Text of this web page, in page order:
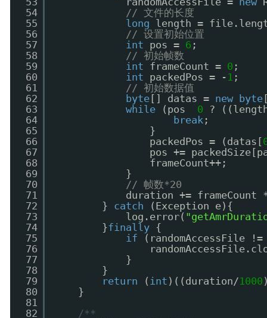
54
55
56
57
58
59
60
61
62
63
64
65
66
67
68
69
70
71
72
73
74
75
76
77
78
79
80
81
82
// 文件的长度
long
length =
// 设置初始位置
int
pos = 6 ;
// 初始帧数
int
frameCount = 0 ;
int
packedPos = - 1 ;
// 初始数据值
byte [] datas = new byte
while
(pos 0
?
break ;
}
packedPos = (datas[
pos +=
frameCount++;
}
// 帧数*20
duration +=
} catch
(Exception e){
log.error(
}finally {
if
(randomAccessFile
}
}
return
( int )((duration/1000
}
/**